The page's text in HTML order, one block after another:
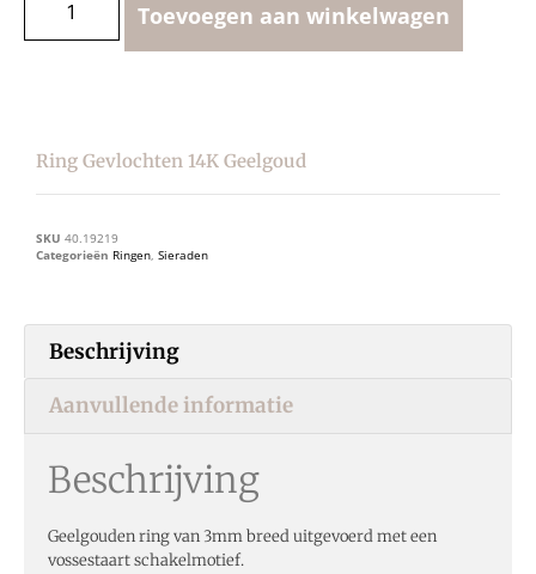
Toevoegen aan winkelwagen
Ring Gevlochten 14K Geelgoud
SKU 40.19219
Categorieën Ringen, Sieraden
Beschrijving
Aanvullende informatie
Beschrijving
Geelgouden ring van 3mm breed uitgevoerd met een
vossestaart schakelmotief.